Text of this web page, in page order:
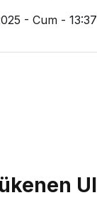
- Cum - 13:37